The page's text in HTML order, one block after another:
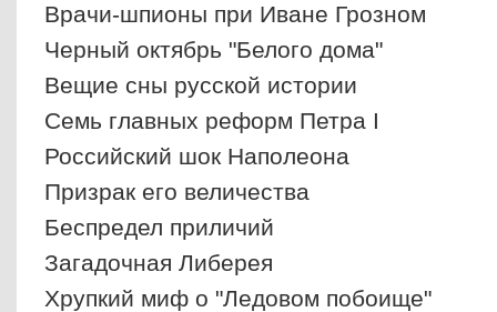
Врачи-шпионы при Иване Грозном
Черный октябрь "Белого дома"
Вещие сны русской истории
Семь главных реформ Петра I
Российский шок Наполеона
Призрак его величества
Беспредел приличий
Загадочная Либерея
Хрупкий миф о "Ледовом побоище"